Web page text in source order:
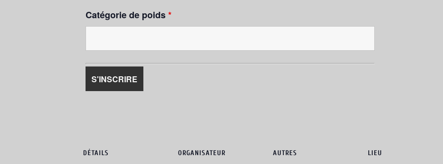
Catégorie de poids*
DÉTAILS ORGANISATEUR AUTRES LIEU